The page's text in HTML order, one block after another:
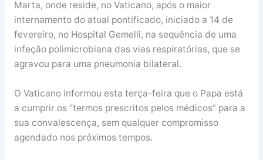
Marta, onde reside, no Vaticano, após o maior
internamento do atual pontificado, iniciado a 14 de
fevereiro, no Hospital Gemelli, na sequência de uma
infeção polimicrobiana das vias respiratórias, que se
agravou para uma pneumonia bilateral.
O Vaticano informou esta terça-feira que o Papa está
a cumprir os “termos prescritos pelos médicos” para a
sua convalescença, sem qualquer compromisso
agendado nos próximos tempos.